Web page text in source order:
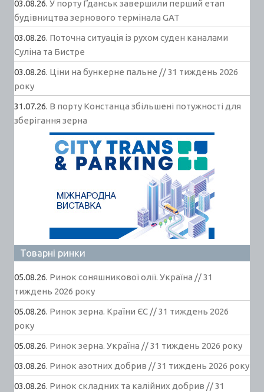
03.08.26. У порту Ґданськ завершили перший етап
будівництва зернового термінала GAT
03.08.26. Поточна ситуація із рухом суден каналами
Суліна та Бистре
03.08.26. Ціни на бункерне пальне // 31 тиждень 2026
року
31.07.26. В порту Констанца збільшені потужності для
зберігання зерна
Товарні ринки
05.08.26. Ринок соняшникової олії. Україна // 31
тиждень 2026 року
05.08.26. Ринок зерна. Країни ЄС // 31 тиждень 2026
року
05.08.26. Ринок зерна. Україна // 31 тиждень 2026 року
03.08.26. Ринок азотних добрив // 31 тиждень 2026 року
03.08.26. Ринок складних та калійних добрив // 31